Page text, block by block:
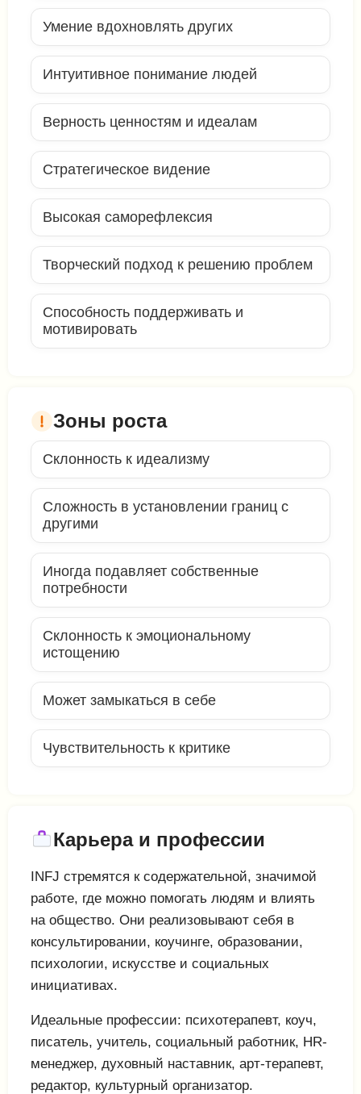
Умение вдохновлять других
Интуитивное понимание людей
Верность ценностям и идеалам
Стратегическое видение
Высокая саморефлексия
Творческий подход к решению проблем
Способность поддерживать и
мотивировать
Зоны роста
Склонность к идеализму
Сложность в установлении границ с
другими
Иногда подавляет собственные
потребности
Склонность к эмоциональному
истощению
Может замыкаться в себе
Чувствительность к критике
Карьера и профессии
INFJ стремятся к содержательной, значимой
работе, где можно помогать людям и влиять
на общество. Они реализовывают себя в
консультировании, коучинге, образовании,
психологии, искусстве и социальных
инициативах.
Идеальные профессии: психотерапевт, коуч,
писатель, учитель, социальный работник, HR-
менеджер, духовный наставник, арт-терапевт,
редактор, культурный организатор.